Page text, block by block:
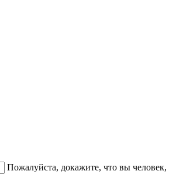
Пожалуйста, докажите, что вы человек,